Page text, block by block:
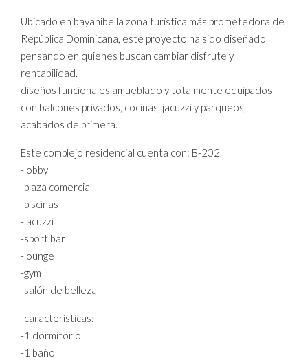
Ubicado en bayahibe la zona turística más prometedora de
República Dominicana, este proyecto ha sido diseñado
pensando en quienes buscan cambiar disfrute y
rentabilidad.
diseños funcionales amueblado y totalmente equipados
con balcones privados, cocinas, jacuzzi y parqueos,
acabados de primera.
Este complejo residencial cuenta con: B-202
-lobby
-plaza comercial
-piscinas
-jacuzzi
-sport bar
-lounge
-gym
-salón de belleza
-características:
-1 dormitorio
-1 baño